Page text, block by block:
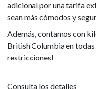
adicional por una tarifa
sean más cómodos y
Además, contamos con
British Columbia en todas
restricciones!
Consulta los detalles